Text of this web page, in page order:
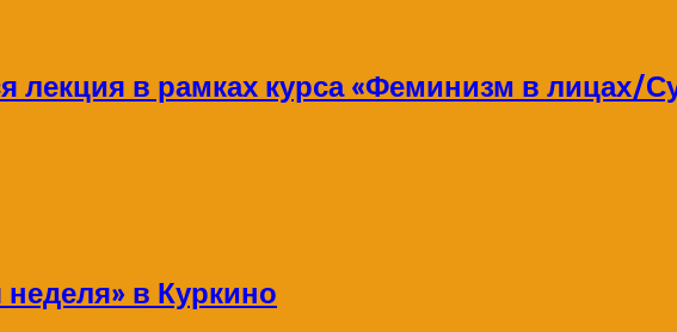
лекция в рамках курса «Феминизм в лицах/
в Куркино